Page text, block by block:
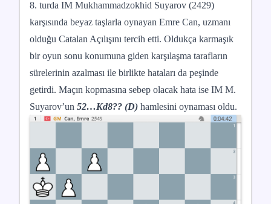
8. turda IM Mukhammadzokhid Suyarov (2429)
karşısında beyaz taşlarla oynayan Emre Can, uzmanı
olduğu Catalan Açılışını tercih etti. Oldukça karmaşık
bir oyun sonu konumuna giden karşılaşma tarafların
sürelerinin azalması ile birlikte hataları da peşinde
getirdi. Maçın kopmasına sebep olacak hata ise IM M.
Suyarov’un 52…Kd8?? (D) hamlesini oynaması oldu.